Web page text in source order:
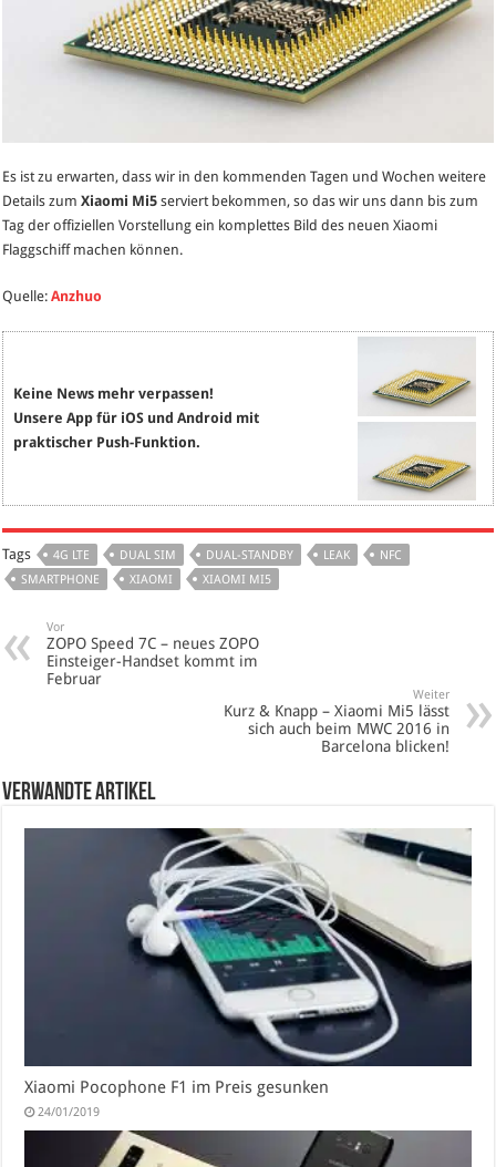
Es ist zu erwarten, dass wir in den kommenden Tagen und Wochen weitere
Details zumXiaomi Mi5 serviert bekommen, so das wir uns dann bis zum
Tag der offiziellen Vorstellung ein komplettes Bild des neuen Xiaomi
Flaggschiff machen können.
Quelle:Anzhuo
Keine News mehr verpassen!
Unsere App für iOS und Android mit
praktischer Push-Funktion.
Tags 4G LTE DUAL SIM DUAL-STANDBY LEAK
NFC
SMARTPHONE
XIAOMI XIAOMI MI5
Vor
ZOPO Speed 7C – neues ZOPO
Einsteiger-Handset kommt im
Februar
Weiter
Kurz & Knapp – Xiaomi Mi5 lässt
sich auch beim MWC 2016 in
Barcelona blicken!
verwandte Artikel
Xiaomi Pocophone F1 im Preis gesunken
24/01/2019